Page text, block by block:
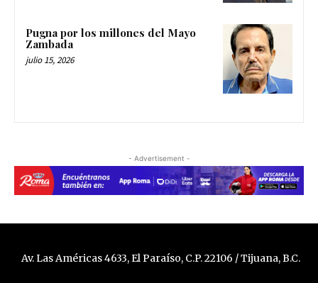
Pugna por los millones del Mayo
Zambada
julio 15, 2026
- Advertisement -
Av. Las Américas 4633, El Paraíso, C.P. 22106 / Tijuana, B.C.